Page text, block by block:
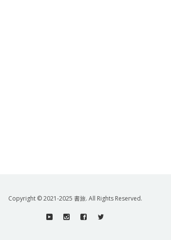
Copyright © 2021-2025 書旅. All Rights Reserved.